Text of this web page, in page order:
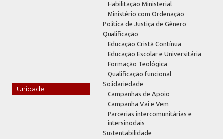
Unidade
Habilitação Ministerial
Ministério com Ordenação
Política de Justiça de Gênero
Qualificação
Educação Cristã Contínua
Educação Escolar e Universitária
Formação Teológica
Qualificação funcional
Solidariedade
Campanhas de Apoio
Campanha Vai e Vem
Parcerias intercomunitárias e
intersinodais
Sustentabilidade